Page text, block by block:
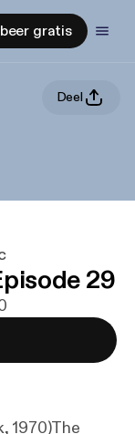
gratis
Deel
29
1970)The